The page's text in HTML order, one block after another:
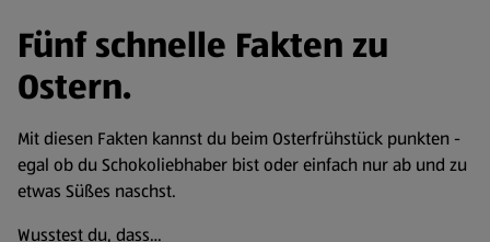
Fünf schnelle Fakten zu
Ostern.
Mit diesen Fakten kannst du beim Osterfrühstück punkten -
egal ob du Schokoliebhaber bist oder einfach nur ab und zu
etwas Süßes naschst.
Wusstest du, dass…